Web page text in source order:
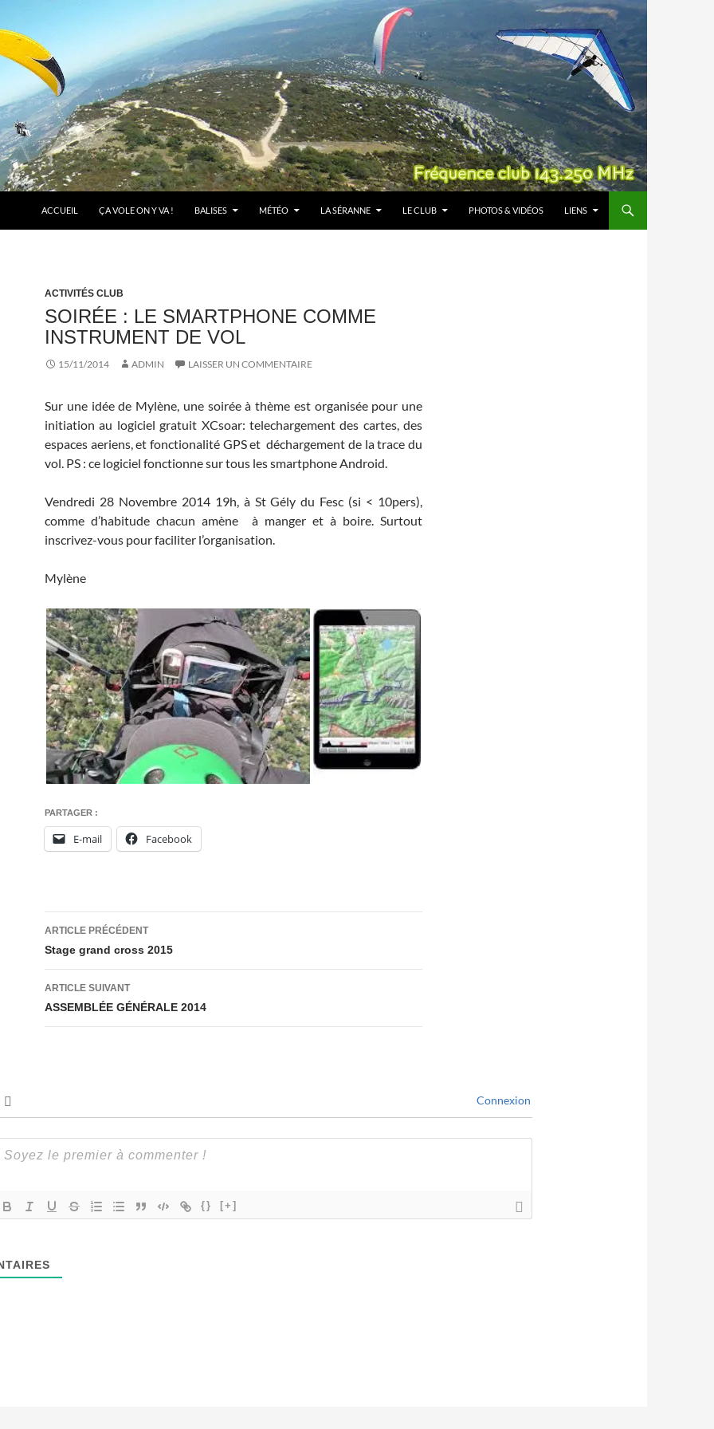
ACCUEIL ÇA VOLE ON Y VA ! BALISES MÉTÉO LA SÉRANNE LE CLUB PHOTOS & VIDÉOS LIENS
ACTIVITÉS CLUB
SOIRÉE : LE SMARTPHONE COMME
INSTRUMENT DE VOL
15/11/2014 ADMIN LAISSER UN COMMENTAIRE
Sur une idée de Mylène, une soirée à thème est organisée pour une
initiation au logiciel gratuit XCsoar: telechargement des cartes, des
espaces aeriens, et fonctionalité GPS et déchargement de la trace du
vol. PS : ce logiciel fonctionne sur tous les smartphone Android.
Vendredi 28 Novembre 2014 19h, à St Gély du Fesc (si < 10pers),
comme d’habitude chacun amène à manger et à boire. Surtout
inscrivez-vous pour faciliter l’organisation.
Mylène
PARTAGER :
E-mail Facebook
Navigation
des
articles
ARTICLE PRÉCÉDENT
Stage grand cross 2015
ARTICLE SUIVANT
ASSEMBLÉE GÉNÉRALE 2014
Connexion
{} [+]